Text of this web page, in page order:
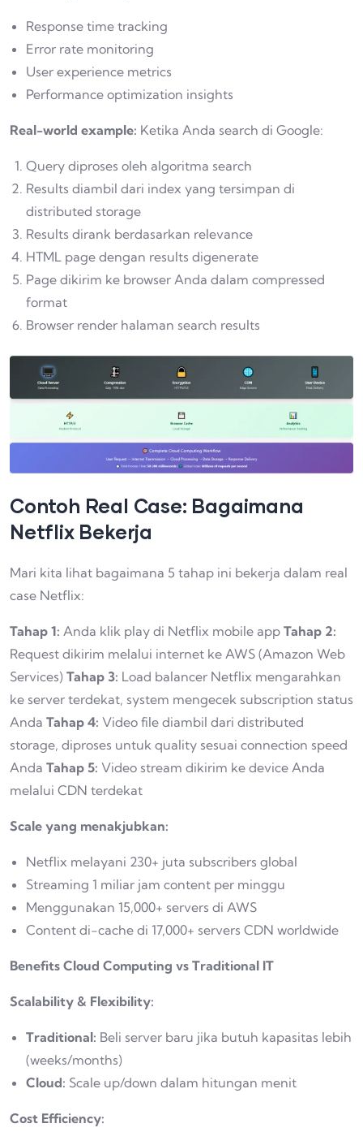
Response time tracking
Error rate monitoring
User experience metrics
Performance optimization insights
Real-world example: Ketika Anda search di Google:
Query diproses oleh algoritma search
Results diambil dari index yang tersimpan di
distributed storage
Results dirank berdasarkan relevance
HTML page dengan results digenerate
Page dikirim ke browser Anda dalam compressed
format
Browser render halaman search results
Contoh Real Case: Bagaimana
Netflix Bekerja
Mari kita lihat bagaimana 5 tahap ini bekerja dalam real
case Netflix:
Tahap 1: Anda klik play di Netflix mobile app Tahap 2:
Request dikirim melalui internet ke AWS (Amazon Web
Services) Tahap 3: Load balancer Netflix mengarahkan
ke server terdekat, system mengecek subscription status
Anda Tahap 4: Video file diambil dari distributed
storage, diproses untuk quality sesuai connection speed
Anda Tahap 5: Video stream dikirim ke device Anda
melalui CDN terdekat
Scale yang menakjubkan:
Netflix melayani 230+ juta subscribers global
Streaming 1 miliar jam content per minggu
Menggunakan 15,000+ servers di AWS
Content di-cache di 17,000+ servers CDN worldwide
Benefits Cloud Computing vs Traditional IT
Scalability & Flexibility:
Traditional: Beli server baru jika butuh kapasitas lebih
(weeks/months)
Cloud: Scale up/down dalam hitungan menit
Cost Efficiency: